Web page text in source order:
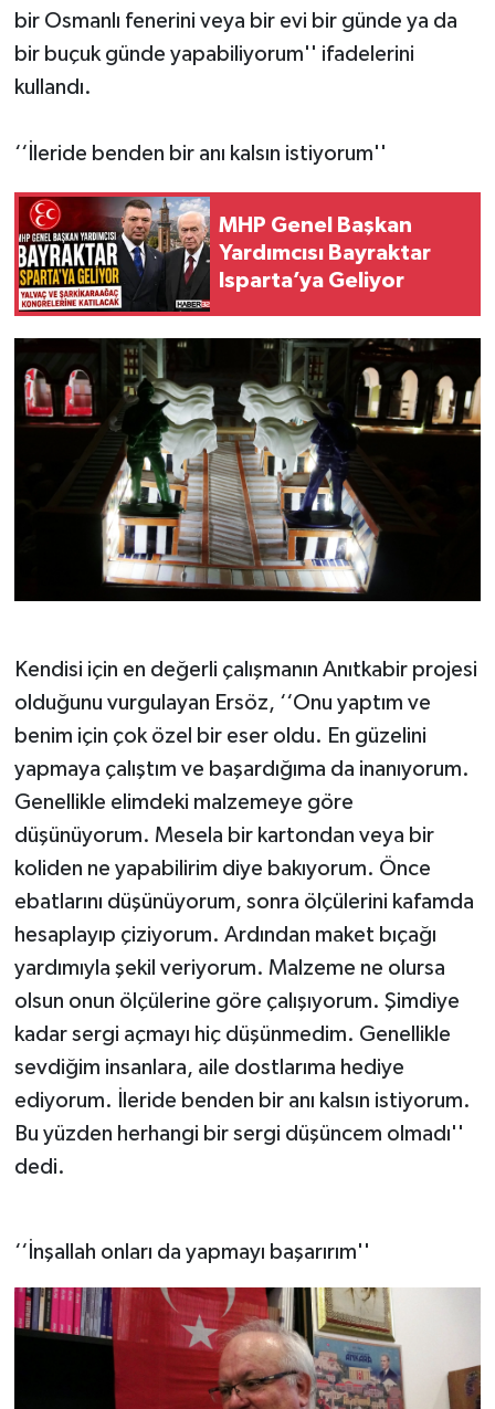
bir Osmanlı fenerini veya bir evi bir günde ya da
bir buçuk günde yapabiliyorum'' ifadelerini
kullandı.
‘‘İleride benden bir anı kalsın istiyorum''
MHP Genel Başkan
Yardımcısı Bayraktar
Isparta’ya Geliyor
Kendisi için en değerli çalışmanın Anıtkabir projesi
olduğunu vurgulayan Ersöz, ‘‘Onu yaptım ve
benim için çok özel bir eser oldu. En güzelini
yapmaya çalıştım ve başardığıma da inanıyorum.
Genellikle elimdeki malzemeye göre
düşünüyorum. Mesela bir kartondan veya bir
koliden ne yapabilirim diye bakıyorum. Önce
ebatlarını düşünüyorum, sonra ölçülerini kafamda
hesaplayıp çiziyorum. Ardından maket bıçağı
yardımıyla şekil veriyorum. Malzeme ne olursa
olsun onun ölçülerine göre çalışıyorum. Şimdiye
kadar sergi açmayı hiç düşünmedim. Genellikle
sevdiğim insanlara, aile dostlarıma hediye
ediyorum. İleride benden bir anı kalsın istiyorum.
Bu yüzden herhangi bir sergi düşüncem olmadı''
dedi.
‘‘İnşallah onları da yapmayı başarırım''